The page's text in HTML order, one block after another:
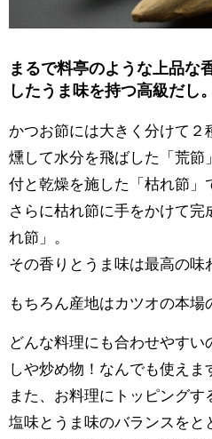
まるで料亭のような上品な
したうま味を持つ高級だし。
かつお節には大きく分けて２
燻して水分を飛ばした「荒節
付と乾燥を施した「枯れ節」
さらに枯れ節に手をかけて
れ節」。
その香りとうま味は最高の味
もちろん産地はカツオの本場
どんな料理にも合わせやすい
しや炒め物！なんでも使えま
また、お料理にトッピング
塩味とうま味のバランスをと